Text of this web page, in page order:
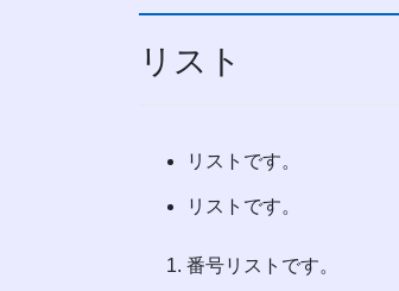
リスト
リストです。
リストです。
番号リストです。